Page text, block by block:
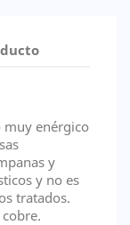
muy enérgico
y
y no es
tratados.